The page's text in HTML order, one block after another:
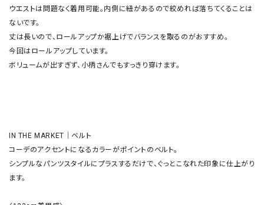
ウエストは問題なく着用可能。内側に紐があるので絞めれば落ちてくることは
ないです。
丈は長いので、ロールアップか裾上げでバランスを取るのがおすすめ。
今回はロールアップしています。
ボリュームが出すぎず、小柄さんでもすっきり穿けます。
IN THE MARKET｜ベルト
コーデのアクセントになるカラーがポイントのベルト。
シンプルなパンツスタイルにプラスするだけで、ぐっとこなれた印象に仕上がり
ます。